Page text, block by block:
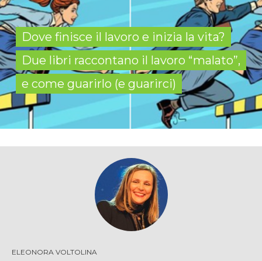
Dove finisce il lavoro e inizia la vita?
Due libri raccontano il lavoro “malato”,
e come guarirlo (e guarirci)
ELEONORA VOLTOLINA